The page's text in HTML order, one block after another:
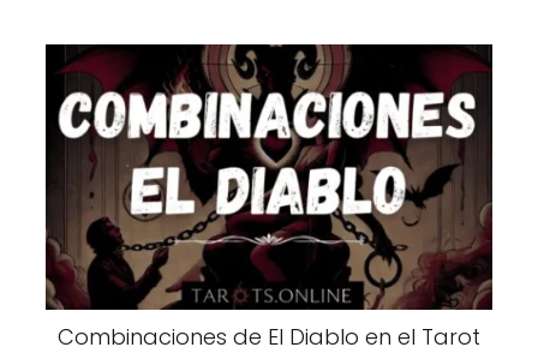
Combinaciones de El Diablo en el Tarot